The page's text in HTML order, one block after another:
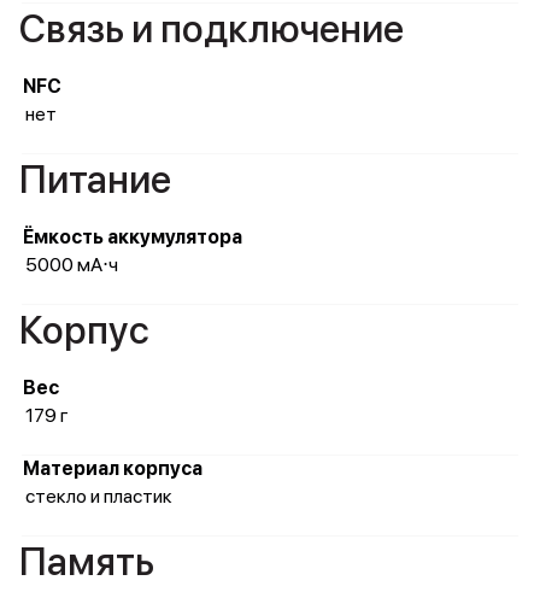
Связь и подключение
NFC
нет
Питание
Ёмкость аккумулятора
5000 мА⋅ч
Корпус
Вес
179 г
Материал корпуса
стекло и пластик
Память